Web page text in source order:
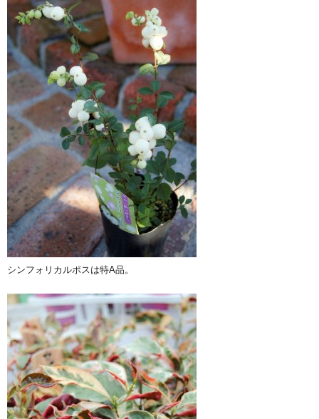
シンフォリカルポスは特A品。